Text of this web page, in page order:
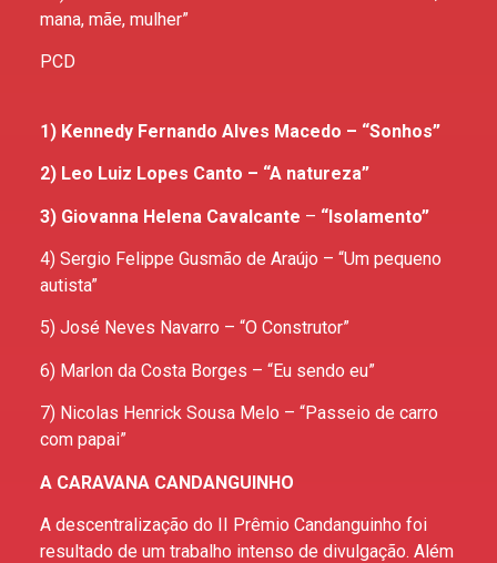
mana, mãe, mulher”
PCD
1) Kennedy Fernando Alves Macedo – “Sonhos”
2) Leo Luiz Lopes Canto – “A natureza”
3) Giovanna Helena Cavalcante ​ – “Isolamento”
4) Sergio Felippe Gusmão de Araújo​ – “Um pequeno
autista”
5) José Neves Navarro​ – “O Construtor”
6) Marlon da Costa Borges​ – “Eu sendo eu”
7) Nicolas Henrick Sousa Melo​ – “Passeio de carro
com papai”
A CARAVANA CANDANGUINHO
A descentralização do II Prêmio Candanguinho foi
resultado de um trabalho intenso de divulgação. Além